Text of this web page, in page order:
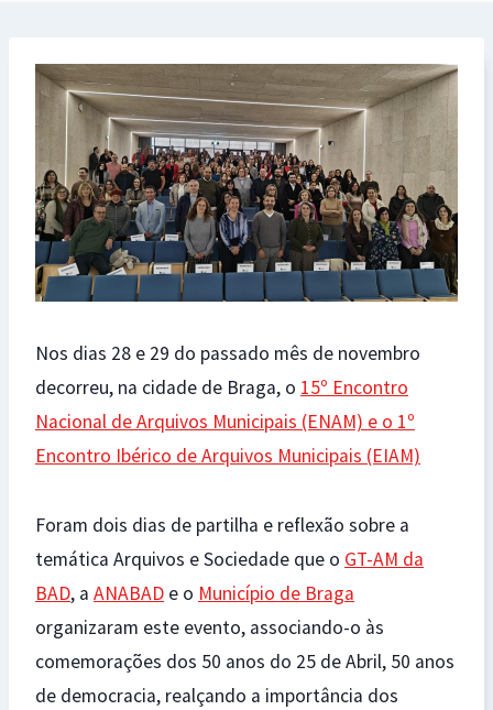
Nos dias 28 e 29 do passado mês de novembro
decorreu, na cidade de Braga, o 15º Encontro
Nacional de Arquivos Municipais (ENAM) e o 1º
Encontro Ibérico de Arquivos Municipais (EIAM)
Foram dois dias de partilha e reflexão sobre a
temática Arquivos e Sociedade que o GT-AM da
BAD, a ANABAD e o Município de Braga
organizaram este evento, associando-o às
comemorações dos 50 anos do 25 de Abril, 50 anos
de democracia, realçando a importância dos